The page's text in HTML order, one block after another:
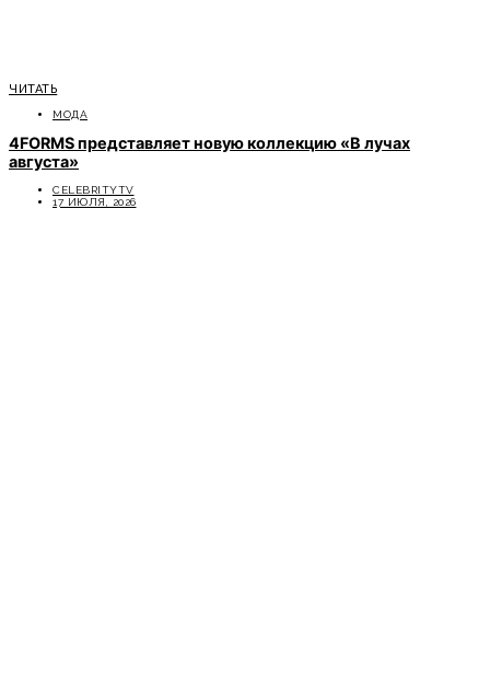
ЧИТАТЬ
МОДА
4FORMS представляет новую коллекцию «В лучах
августа»
CELEBRITYTV
17 ИЮЛЯ, 2026